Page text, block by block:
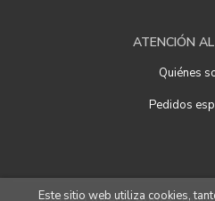
ATENCIÓN
Quiénes
Pedidos
Este sitio web utiliza cookies,